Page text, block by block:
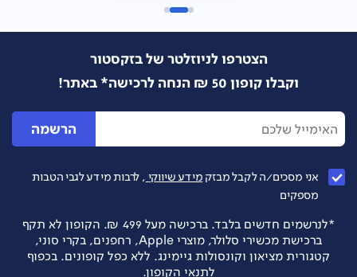
הצטרפו לניוזלטר של בזקסטור
וקבלו קופון 50 ₪ הנחה לרכישה* באתר!
הרשמה
אני מסכים/ה לקבל מבזק מידע שיווקי , לרבות מידע לגבי הטבות
מספקים
*לנרשמים חדשים בלבד. ברכישה מעל 499 ₪. הקופון לא תקף
ברכישת מכשירי סלולר, מוצרי Apple, רחפנים, בקרי סוני,
קטגורית מציאון וקונסולות גיימינג. ללא כפל קופונים. בכפוף
לתנאי הקופון.